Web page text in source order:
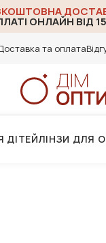
ОНЛАЙН ВІД
та оплата
ДІТЕЙЛІНЗИ ДЛЯ